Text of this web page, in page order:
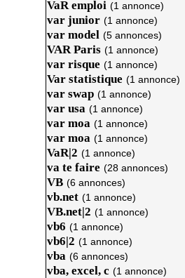
VaR emploi (1 annonce)
var junior (1 annonce)
var model (5 annonces)
VAR Paris (1 annonce)
var risque (1 annonce)
Var statistique (1 annonce)
var swap (1 annonce)
var usa (1 annonce)
var moa (1 annonce)
var moa (1 annonce)
VaR|2 (1 annonce)
va te faire (28 annonces)
VB (6 annonces)
vb.net (1 annonce)
VB.net|2 (1 annonce)
vb6 (1 annonce)
vb6|2 (1 annonce)
vba (6 annonces)
vba, excel, c (1 annonce)